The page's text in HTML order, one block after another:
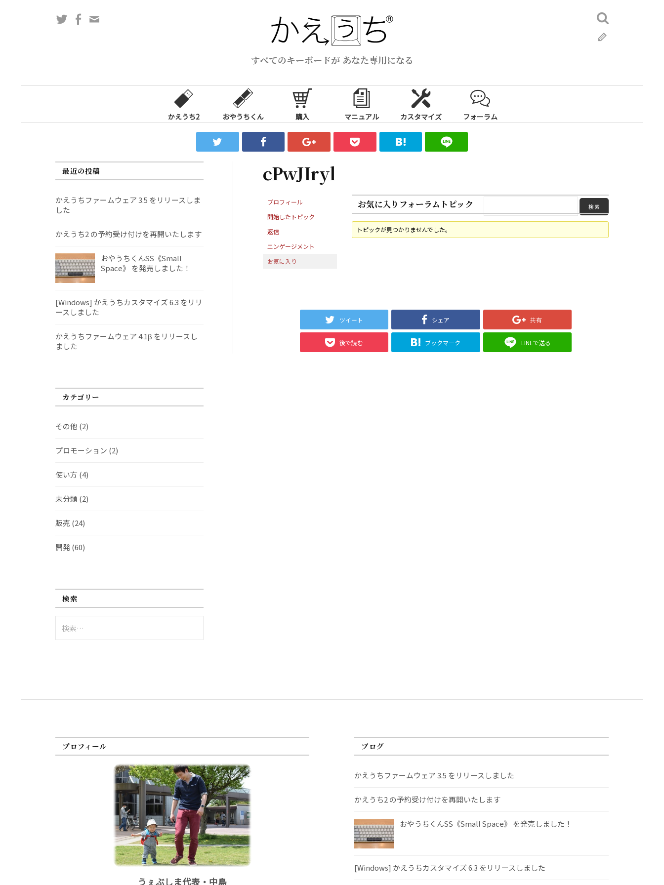
ス
すべてのキーボードが あなた専用になる
TwitterFacebook
検
索:
かえうち2 おやうちくん 購入 マニュアル カスタマイズ フォーラム
cPwJIryl
プロフィール
開始したトピック
返信
エンゲージメント
お気に入り
お気に入りフォーラムトピック
トピックが見つかりませんでした。
ツイート シェア 共有
後で読む ブックマーク LINEで送る
最近の投稿
かえうちファームウェア 3.5 をリリースしま
した
かえうち2 の予約受け付けを再開いたします
おやうちくんSS《Small
Space》 を発売しました！
[Windows] かえうちカスタマイズ 6.3 をリリ
ースしました
かえうちファームウェア 4.1β をリリースし
ました
カテゴリー
その他 (2)
プロモーション (2)
使い方 (4)
未分類 (2)
販売 (24)
開発(60)
検索
索:
プロフィール
うぇぶしま代表・中島
ブログ
かえうちファームウェア 3.5 をリリースしました
かえうち2 の予約受け付けを再開いたします
おやうちくんSS《Small Space》 を発売しました！
[Windows] かえうちカスタマイズ 6.3 をリリースしました